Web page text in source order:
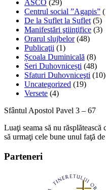
ASCO (29)
Centrul social ”Agapis”
De la Suflet la Suflet (5)
Manifestări ştiinţifice (3)
Orarul slujbelor(48)
Publicaţii (1)
Școala Duminicală (8)
Seri Duhovnicești (48)
Sfaturi Duhovniceşti (10)
Uncategorized (19)
Versete (4)
Sfântul Apostol Pavel 3 – 67
Luaţi seama să nu
să urmaţi cele bune unul faţă
Parteneri